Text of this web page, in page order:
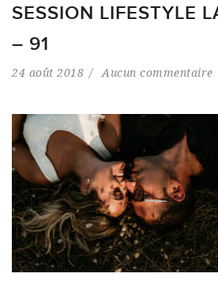
SESSION LIFESTYLE
– 91
24 août 2018 Aucun commentaire